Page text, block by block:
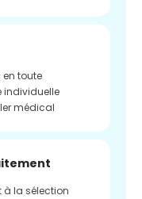
toute
individuelle
médical
à la sélection